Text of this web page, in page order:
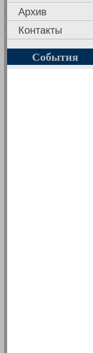
Архив
Контакты
События